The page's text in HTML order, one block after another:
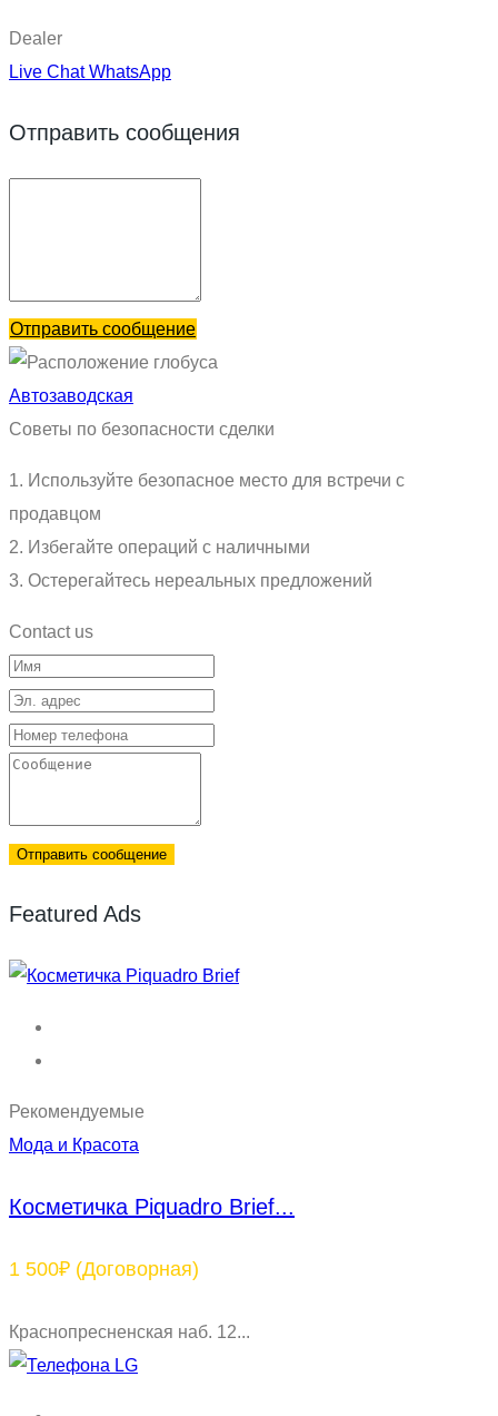
Dealer
Live Chat WhatsApp
Отправить сообщения
Отправить сообщение
Автозаводская
Советы по безопасности сделки
1. Используйте безопасное место для встречи с
продавцом
2. Избегайте операций с наличными
3. Остерегайтесь нереальных предложений
Contact us
Отправить сообщение
Featured Ads
Рекомендуемые
Мода и Красота
Косметичка Piquadro Brief...
1 500₽ (Договорная)
Краснопресненская наб. 12...